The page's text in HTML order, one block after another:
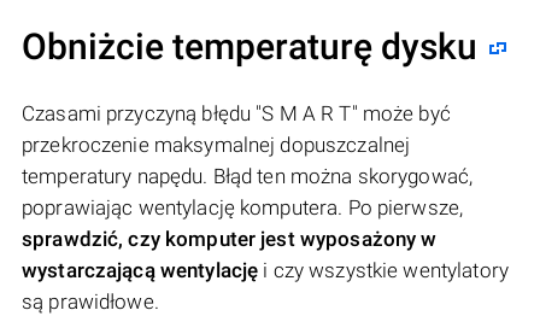
Obniżcie temperaturę dysku
Czasami przyczyną błędu "S M A R T" może być
przekroczenie maksymalnej dopuszczalnej
temperatury napędu. Błąd ten można skorygować,
poprawiając wentylację komputera. Po pierwsze,
sprawdzić, czy komputer jest wyposażony w
wystarczającą wentylację i czy wszystkie wentylatory
są prawidłowe.